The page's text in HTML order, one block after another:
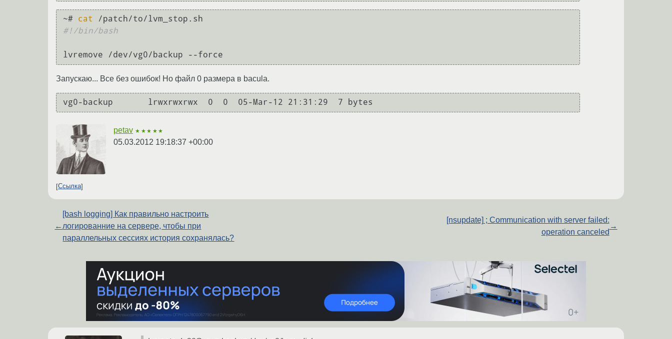
~# cat
#!/bin/bash
Запускаю... Все без ошибок! Но файл 0 размера в bacula.
petav ★★★★★
05.03.2012 19:18:37 +00:00
Ссылка
←
[bash logging] Как правильно настроить
логированние на сервере, чтобы при
параллельных сессиях история сохранялась?
[nsupdate] ; Communication with server failed:
operation canceled
→